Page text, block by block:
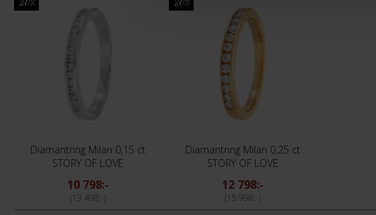
Diamantring Milan 0,15 ct
STORY OF LOVE
10 798:-
13 498:-
Diamantring Milan 0,25 ct
STORY OF LOVE
12 798:-
15 998:-